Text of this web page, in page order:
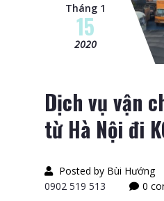
Tháng 1
15
2020
Dịch vụ vận
từ Hà Nội đi
Posted by Bùi Hướng
0902 519 513
0